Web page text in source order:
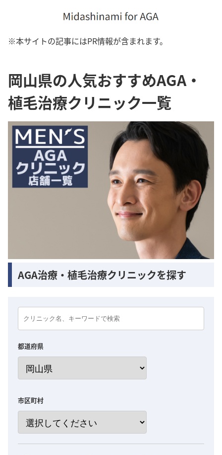
※本サイトの記事にはPR情報が含まれます。
岡山県の人気おすすめAGA・
植毛治療クリニック一覧
AGA治療・植毛治療クリニックを探す
都道府県
市区町村